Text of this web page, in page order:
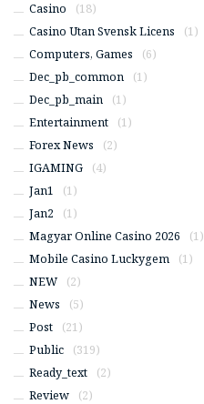
Casino
(18)
Casino Utan Svensk Licens
(1)
Computers, Games
(6)
Dec_pb_common
(1)
Dec_pb_main
(1)
Entertainment
(1)
Forex News
(2)
IGAMING
(4)
Jan1
(1)
Jan2
(1)
Magyar Online Casino 2026
(1)
Mobile Casino Luckygem
(1)
NEW
(2)
News
(5)
Post
(21)
Public
(319)
Ready_text
(2)
Review
(2)